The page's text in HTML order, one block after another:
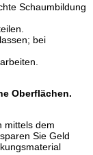
Schaumbildung
bei
Oberflächen.
mittels dem
Sie Geld